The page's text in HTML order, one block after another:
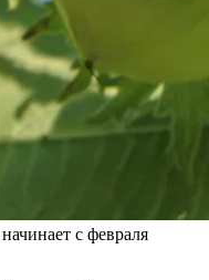
с февраля